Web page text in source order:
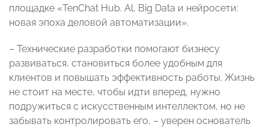
площадке «TenChat Hub. Al, Big Data и нейросети:
новая эпоха деловой автоматизации».
– Технические разработки помогают бизнесу
развиваться, становиться более удобным для
клиентов и повышать эффективность работы. Жизнь
не стоит на месте, чтобы идти вперед, нужно
подружиться с искусственным интеллектом, но не
забывать контролировать его, – уверен основатель